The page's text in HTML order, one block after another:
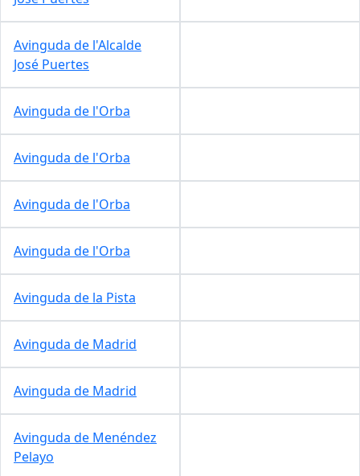
Avinguda de l'Alcalde
José Puertes
Avinguda de l'Orba
Avinguda de l'Orba
Avinguda de l'Orba
Avinguda de l'Orba
Avinguda de la Pista
Avinguda de Madrid
Avinguda de Madrid
Avinguda de Menéndez
Pelayo